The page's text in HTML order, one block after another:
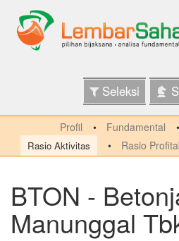
Seleksi
Profil Fundamental
Rasio Aktivitas Rasio
BTON -
Manunggal